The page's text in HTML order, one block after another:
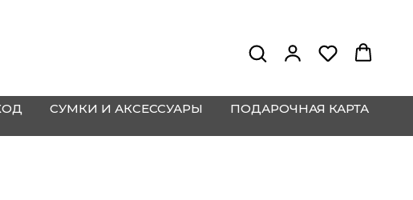
СУМКИ И АКСЕССУАРЫ
ПОДАРОЧНАЯ КАРТА